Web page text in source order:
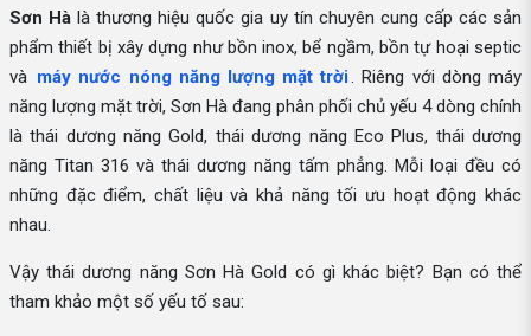
Sơn Hà là thương hiệu quốc gia uy tín chuyên cung cấp các sản
phẩm thiết bị xây dựng như bồn inox, bể ngầm, bồn tự hoại septic
và máy nước nóng năng lượng mặt trời. Riêng với dòng máy
năng lượng mặt trời, Sơn Hà đang phân phối chủ yếu 4 dòng chính
là thái dương năng Gold, thái dương năng Eco Plus, thái dương
năng Titan 316 và thái dương năng tấm phẳng. Mỗi loại đều có
những đặc điểm, chất liệu và khả năng tối ưu hoạt động khác
nhau.
Vậy thái dương năng Sơn Hà Gold có gì khác biệt? Bạn có thể
tham khảo một số yếu tố sau: